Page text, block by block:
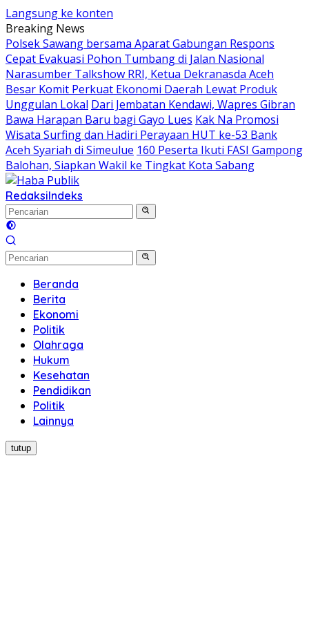
Langsung ke konten
Breaking News
Polsek Sawang bersama Aparat Gabungan Respons
Cepat Evakuasi Pohon Tumbang di Jalan Nasional
Narasumber Talkshow RRI, Ketua Dekranasda Aceh
Besar Komit Perkuat Ekonomi Daerah Lewat Produk
Unggulan Lokal Dari Jembatan Kendawi, Wapres Gibran
Bawa Harapan Baru bagi Gayo Lues Kak Na Promosi
Wisata Surfing dan Hadiri Perayaan HUT ke-53 Bank
Aceh Syariah di Simeulue 160 Peserta Ikuti FASI Gampong
Balohan, Siapkan Wakil ke Tingkat Kota Sabang
RedaksiIndeks
Beranda
Berita
Ekonomi
Politik
Olahraga
Hukum
Kesehatan
Pendidikan
Politik
Lainnya
tutup